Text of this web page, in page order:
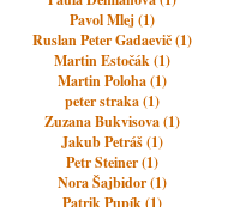
Pavol Mlej (1)
Ruslan Peter Gadaevič (1)
Martin Estočák (1)
Martin Poloha (1)
peter straka (1)
Zuzana Bukvisova (1)
Jakub Petráš (1)
Petr Steiner (1)
Nora Šajbidor (1)
Patrik Pupík (1)